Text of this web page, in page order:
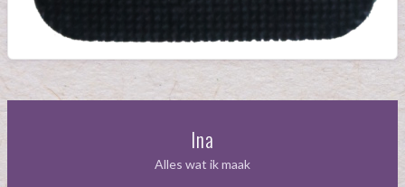
Ina
Alles wat ik maak